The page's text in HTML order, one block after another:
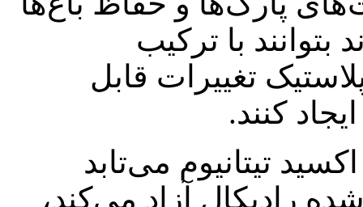
بتوانند با ترکیب
تغییرات قابل
کنند.
تیتانیوم می‌تابد
رادیکال آزاد می‌کند،